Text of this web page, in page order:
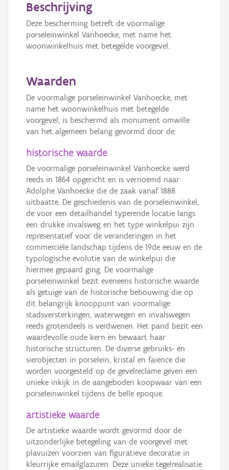
Beschrijving
Deze bescherming betreft de voormalige
porseleinwinkel Vanhoecke, met name het
woonwinkelhuis met betegelde voorgevel.
Waarden
De voormalige porseleinwinkel Vanhoecke, met
name het woonwinkelhuis met betegelde
voorgevel, is beschermd als monument omwille
van het algemeen belang gevormd door de:
historische waarde
De voormalige porseleinwinkel Vanhoecke werd
reeds in 1864 opgericht en is vernoemd naar
Adolphe Vanhoecke die de zaak vanaf 1888
uitbaatte. De geschiedenis van de porseleinwinkel,
de voor een detailhandel typerende locatie langs
een drukke invalsweg en het type winkelpui zijn
representatief voor de veranderingen in het
commerciële landschap tijdens de 19de eeuw en de
typologische evolutie van de winkelpui die
hiermee gepaard ging. De voormalige
porseleinwinkel bezit eveneens historische waarde
als getuige van de historische bebouwing die op
dit belangrijk knooppunt van voormalige
stadsversterkingen, waterwegen en invalswegen
reeds grotendeels is verdwenen. Het pand bezit een
waardevolle oude kern en bewaart haar
historische structuren. De diverse gebruiks- en
sierobjecten in porselein, kristal en faience die
worden voorgesteld op de gevelreclame geven een
unieke inkijk in de aangeboden koopwaar van een
porseleinwinkel tijdens de belle epoque.
artistieke waarde
De artistieke waarde wordt gevormd door de
uitzonderlijke betegeling van de voorgevel met
plavuizen voorzien van figuratieve decoratie in
kleurrijke emailglazuren. Deze unieke tegelrealisatie